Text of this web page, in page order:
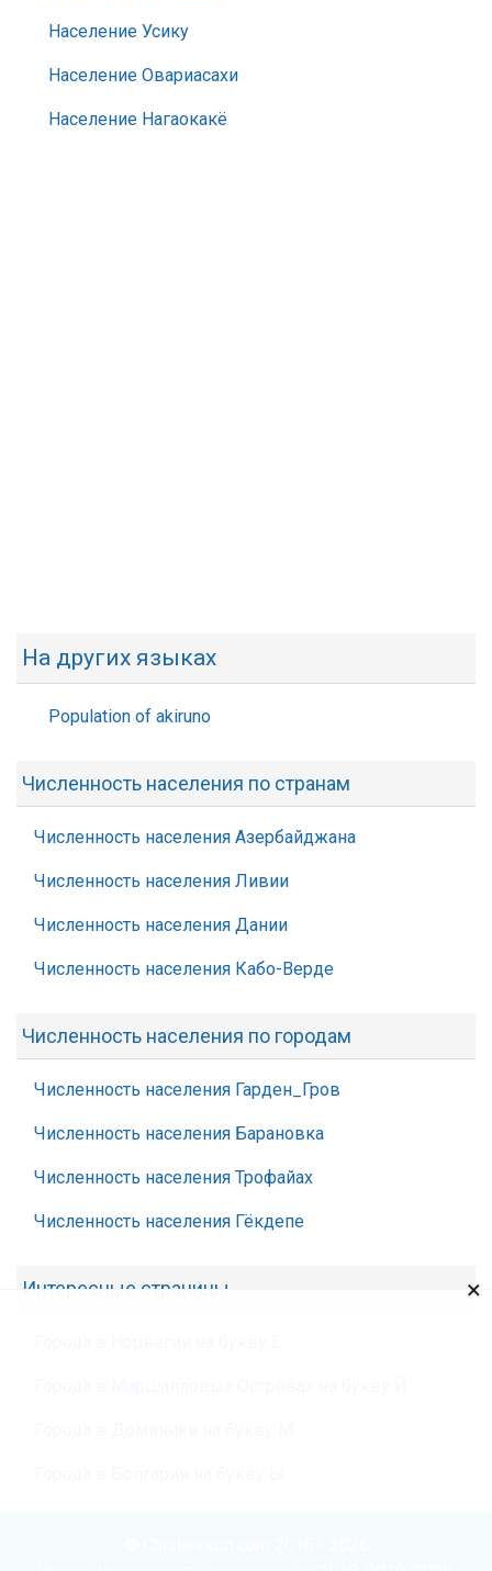
Население Усику
Население Овариасахи
Население Нагаокакё
На других языках
Population of akiruno
Численность населения по странам
Численность населения Азербайджана
Численность населения Ливии
Численность населения Дании
Численность населения Кабо-Верде
Численность населения по городам
Численность населения Гарден_Гров
Численность населения Барановка
Численность населения Трофайах
Численность населения Гёкдепе
Интересные страницы ×